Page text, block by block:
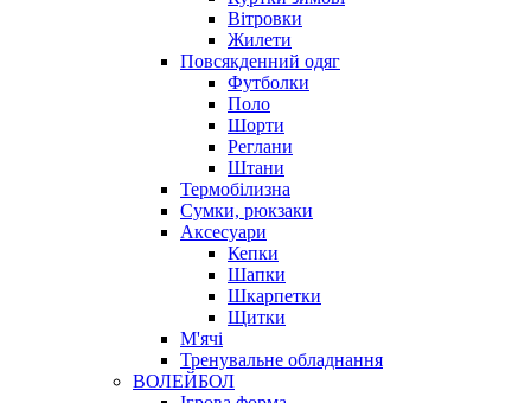
Вітровки
Жилети
Повсякденний одяг
Футболки
Поло
Шорти
Реглани
Штани
Термобілизна
Сумки, рюкзаки
Аксесуари
Кепки
Шапки
Шкарпетки
Щитки
М'ячі
Тренувальне обладнання
ВОЛЕЙБОЛ